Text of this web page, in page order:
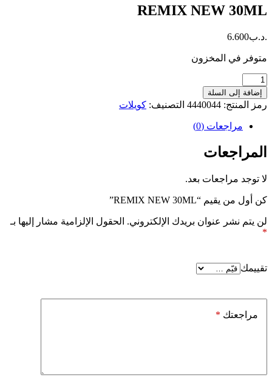
REMIX NEW 30ML
.د.ب6.600
متوفر في المخزون
كمية
REMIX
NEW
30ML
إضافة إلى السلة
رمز المنتج: 4440044 التصنيف: كويلات
مراجعات (0)
المراجعات
لا توجد مراجعات بعد.
كن أول من يقيم “REMIX NEW 30ML”
لن يتم نشر عنوان بريدك الإلكتروني. الحقول الإلزامية مشار إليها بـ
*
تقييمك
مراجعتك *